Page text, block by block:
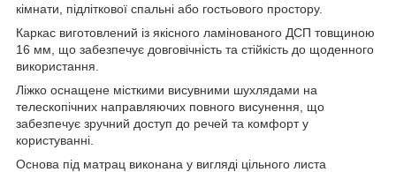
кімнати, підліткової спальні або гостьового простору.
Каркас виготовлений із якісного ламінованого ДСП товщиною
16 мм, що забезпечує довговічність та стійкість до щоденного
використання.
Ліжко оснащене місткими висувними шухлядами на
телескопічних направляючих повного висунення, що
забезпечує зручний доступ до речей та комфорт у
користуванні.
Основа під матрац виконана у вигляді цільного листа